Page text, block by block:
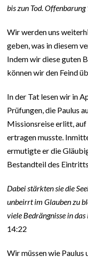
bis zun Tod. Offenbarung
Wir werden uns
geben, was in diesem
Indem wir diese guten
können wir den Feind
In der Tat lesen wir in
Prüfungen, die Paulus
Missionsreise erlitt,
ertragen musste.
ermutigte er die
Bestandteil des
Dabei stärkten sie die
unbeirrt im Glauben zu
viele Bedrängnisse in das
14:22
Wir müssen wie Paulus